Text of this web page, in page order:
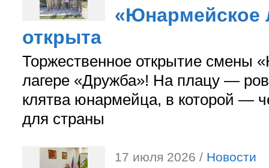
«Юнармейское
открыта
Торжественное открытие смены
лагере «Дружба»! На плацу —
клятва юнармейца, в которой —
для страны
17 июля 2026 / Новости